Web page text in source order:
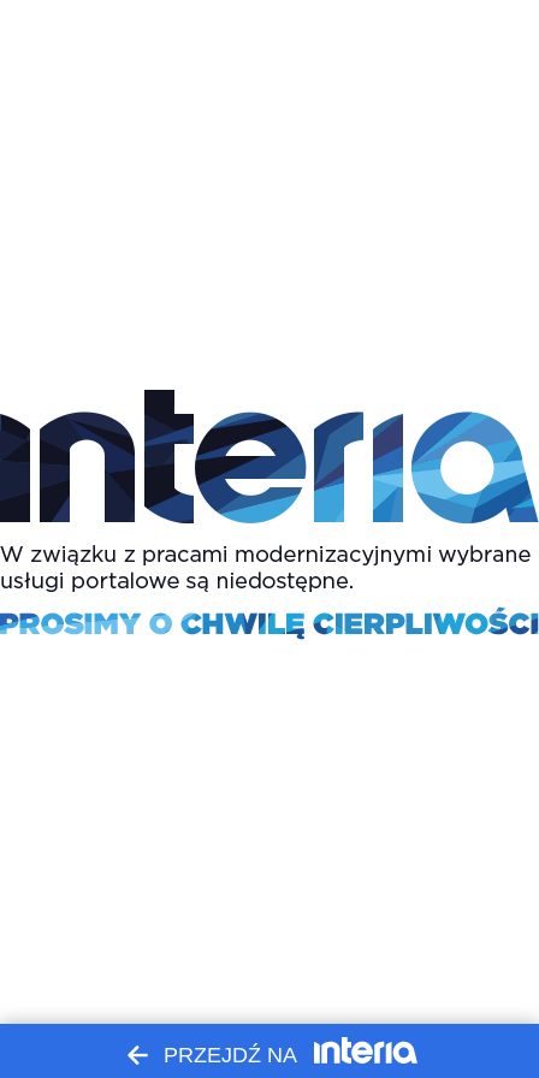
PRZEJDŹ NA